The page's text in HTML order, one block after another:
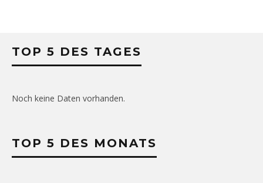
TOP 5 DES TAGES
Noch keine Daten vorhanden.
TOP 5 DES MONATS